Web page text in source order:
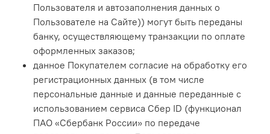
Пользователя и автозаполнения данных о
Пользователе на Сайте)) могут быть переданы
банку, осуществляющему транзакции по оплате
оформленных заказов;
данное Покупателем согласие на обработку его
регистрационных данных (в том числе
персональные данные и данные переданные с
использованием сервиса Сбер ID (функционал
ПАО «Сбербанк России» по передаче